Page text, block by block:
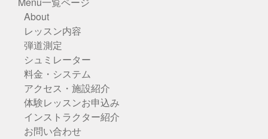
About
レッスン内容
弾道測定
シュミレーター
料金・システム
アクセス・施設紹介
体験レッスンお申込み
インストラクター紹介
お問い合わせ